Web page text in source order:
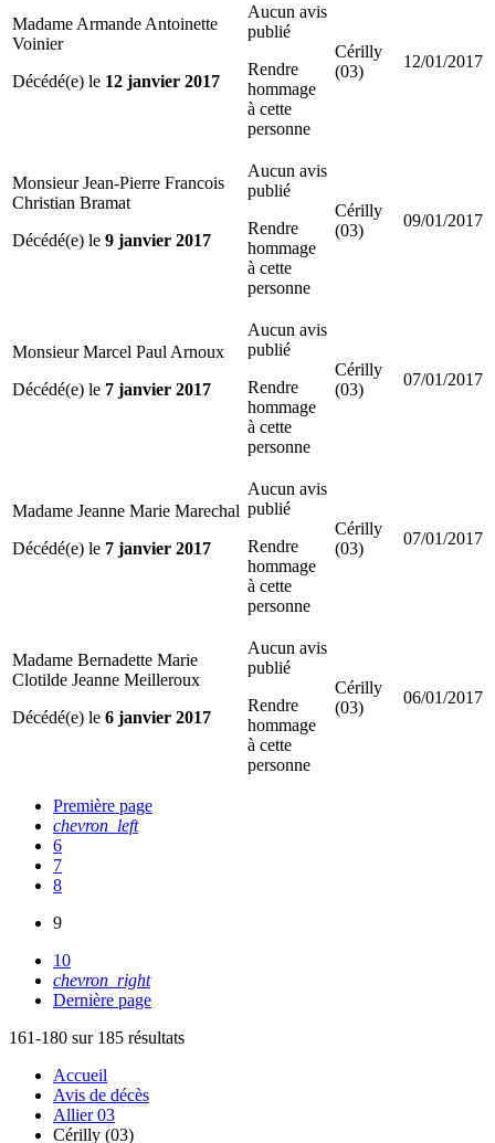
Madame Armande Antoinette
Voinier
Décédé(e) le 12 janvier 2017
Aucun avis
publié
Rendre
hommage
à cette
personne
Cérilly
(03)
12/01/2017
Monsieur Jean-Pierre Francois
Christian Bramat
Décédé(e) le 9 janvier 2017
Aucun avis
publié
Rendre
hommage
à cette
personne
Cérilly
(03)
09/01/2017
Monsieur Marcel Paul Arnoux
Décédé(e) le 7 janvier 2017
Aucun avis
publié
Rendre
hommage
à cette
personne
Cérilly
(03)
07/01/2017
Madame Jeanne Marie Marechal
Décédé(e) le 7 janvier 2017
Aucun avis
publié
Rendre
hommage
à cette
personne
Cérilly
(03)
07/01/2017
Madame Bernadette Marie
Clotilde Jeanne Meilleroux
Décédé(e) le 6 janvier 2017
Aucun avis
publié
Rendre
hommage
à cette
personne
Cérilly
(03)
06/01/2017
Première page
chevron_left
6
7
8
9
10
chevron_right
Dernière page
161-180 sur 185 résultats
Accueil
Avis de décès
Allier 03
Cérilly (03)